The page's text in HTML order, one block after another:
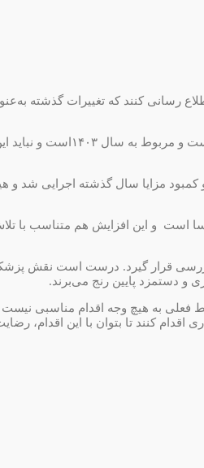
کنند که تغییرات گذشته
به گزارش روابط‌عمومی سازمان نظام پرستاری، به نقل از خانه ملت سید
مزایا سال گذشته اجرایی شد و
به اندازه‌ای سخت و طاقت فرسا است و این افزایش هم
بررسی قرار گیرد. درست است نقش
و دستمزد پایین رنج می‌برند.
اضافه کاری پرستاران در شرایط فعلی به هیچ وجه اقدام
اقدام کنند تا بتوان با این اقدام،